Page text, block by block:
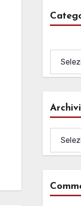
Archivi